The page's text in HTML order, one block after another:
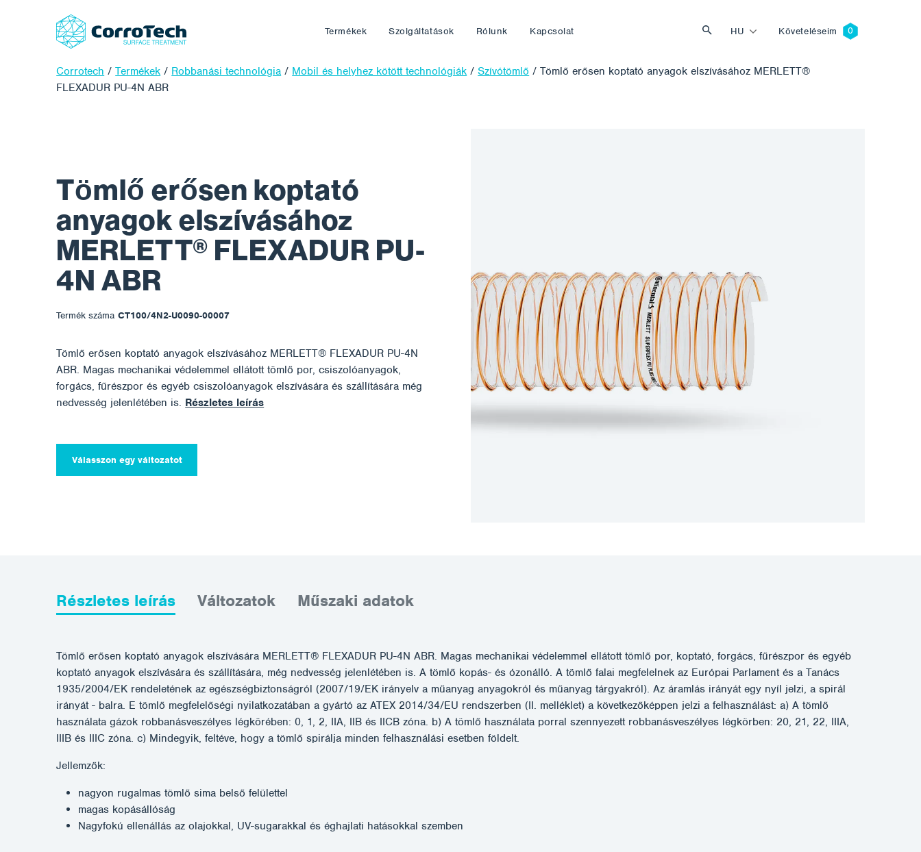
Termékek Szolgáltatások Rólunk Kapcsolat HU Követeléseim
Corrotech /Termékek / Robbanási technológia / Mobil és helyhez kötött technológiák /Szívótömlő /Tömlő erősen koptató anyagok elszívásához MERLETT®
FLEXADUR PU-4N ABR
Tömlő erősen koptató
anyagok elszívásához
MERLETT® FLEXADUR PU-
4N ABR
Termék száma CT100/4N2-U0090-00007
Tömlő erősen koptató anyagok elszívásához MERLETT® FLEXADUR PU-4N
ABR. Magas mechanikai védelemmel ellátott tömlő por, csiszolóanyagok,
forgács, fűrészpor és egyéb csiszolóanyagok elszívására és szállítására még
nedvesség jelenlétében is. Részletes leírás
Válasszon egy változatot
Részletes leírás Változatok Műszaki adatok
Tömlő erősen koptató anyagok elszívására MERLETT® FLEXADUR PU-4N ABR. Magas mechanikai védelemmel ellátott tömlő por, koptató, forgács, fűrészpor és egyéb
koptató anyagok elszívására és szállítására, még nedvesség jelenlétében is. A tömlő kopás- és ózonálló. A tömlő falai megfelelnek az Európai Parlament és a Tanács
1935/2004/EK rendeletének az egészségbiztonságról (2007/19/EK irányelv a műanyag anyagokról és műanyag tárgyakról). Az áramlás irányát egy nyíl jelzi, a spirál
irányát - balra. E tömlő megfelelőségi nyilatkozatában a gyártó az ATEX 2014/34/EU rendszerben (II. melléklet) a következőképpen jelzi a felhasználást: a) A tömlő
használata gázok robbanásveszélyes légkörében: 0, 1, 2, IIA, IIB és IICB zóna. b) A tömlő használata porral szennyezett robbanásveszélyes légkörben: 20, 21, 22, IIIA,
IIIB és IIIC zóna. c) Mindegyik, feltéve, hogy a tömlő spirálja minden felhasználási esetben földelt.
Jellemzők:
nagyon rugalmas tömlő sima belső felülettel
magas kopásállóság
Nagyfokú ellenállás az olajokkal, UV-sugarakkal és éghajlati hatásokkal szemben